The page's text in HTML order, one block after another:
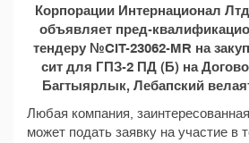
Корпорации Интернационал
объявляет пред-
тендеру №CIT-23062-MR на
сит для ГПЗ-2 ПД (Б) на
Багтыярлык, Лебапский
Любая компания,
может подать заявку на участие в